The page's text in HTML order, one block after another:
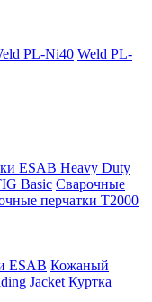
PL-Ni40 Weld PL-
ESAB Heavy Duty
Basic Сварочные
перчатки T2000
ESAB Кожаный
Jacket Куртка